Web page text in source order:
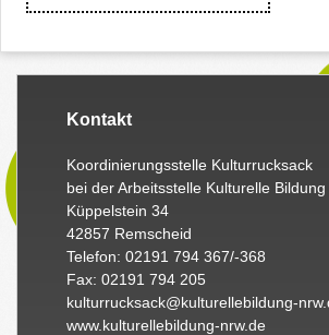
Kontakt
Koordinierungsstelle Kulturrucksack
bei der Arbeitsstelle Kulturelle Bildung
Küppelstein 34
42857 Remscheid
Telefon: 02191 794 367/-368
Fax: 02191 794 205
kulturrucksack@kulturellebildung-
www.kulturellebildung-nrw.de